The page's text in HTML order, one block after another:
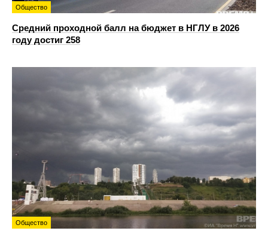
Общество
Средний проходной балл на бюджет в НГЛУ в 2026
году достиг 258
Общество